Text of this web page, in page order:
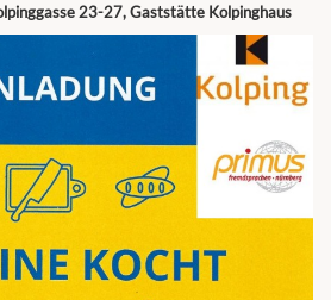
23-27, Gaststätte Kolpinghaus